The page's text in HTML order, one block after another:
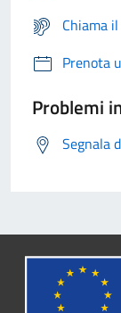
Chiama
Prenota
Problemi
Segnala